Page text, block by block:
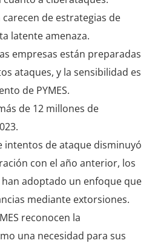
de estrategias de
latente amenaza.
empresas están preparadas
ataques, y la sensibilidad es
de PYMES.
de 12 millones de
intentos de ataque disminuyó
con el año anterior, los
adoptado un enfoque que
mediante extorsiones.
reconocen la
una necesidad para sus